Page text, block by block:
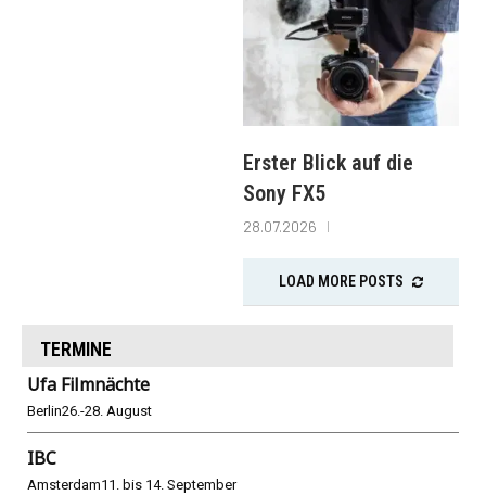
Erster Blick auf die
Sony FX5
28.07.2026
LOAD MORE POSTS
TERMINE
Ufa Filmnächte
Berlin26.-28. August
IBC
Amsterdam11. bis 14. September